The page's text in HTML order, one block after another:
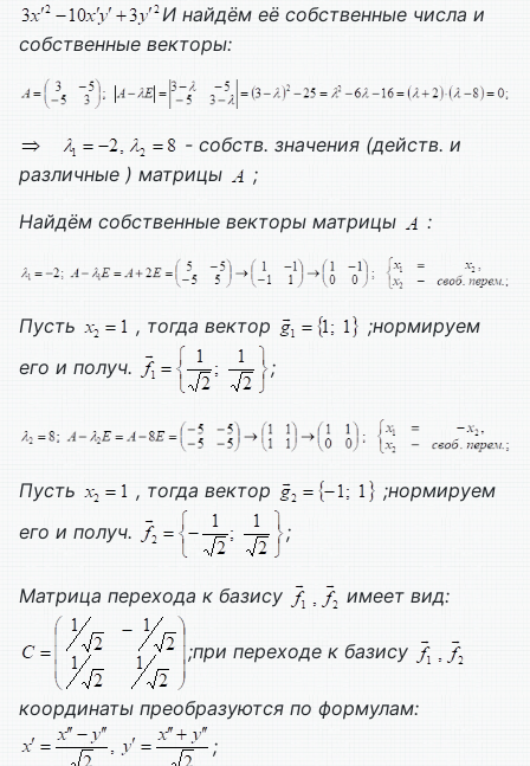
И найдём её собственные числа и
собственные векторы:
- собств. значения (действ. и
различные ) матрицы
;
Найдём собственные векторы матрицы
:
Пусть , тогда вектор
;нормируем
его и получ.
;
Пусть , тогда вектор
;нормируем
его и получ.
;
Матрица перехода к базису имеет вид:
;при переходе к базису
координаты преобразуются по формулам:
;